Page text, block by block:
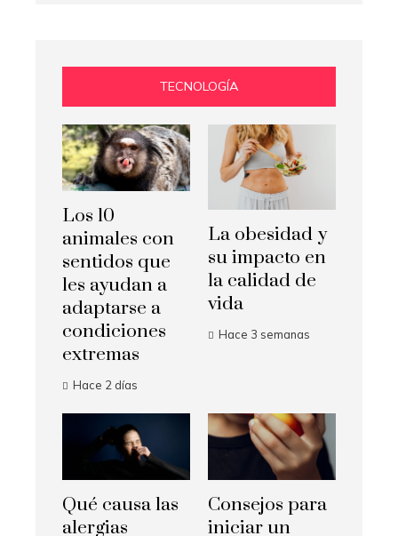
TECNOLOGÍA
Los 10
animales con
sentidos que
les ayudan a
adaptarse a
condiciones
extremas
Hace 2 días
La obesidad y
su impacto en
la calidad de
vida
Hace 3 semanas
Qué causa las
alergias
Consejos para
iniciar un